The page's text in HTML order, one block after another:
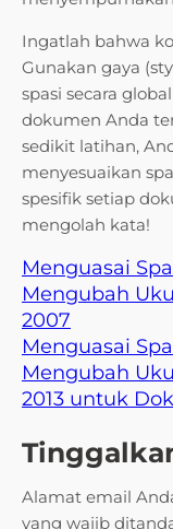
Ingatlah bahwa
Gunakan gaya
spasi secara
dokumen Anda
sedikit latihan,
menyesuaikan
spesifik setiap
mengolah kata!
Menguasai
Mengubah
2007
Menguasai
Mengubah
2013 untuk
Alamat email
yang wajib